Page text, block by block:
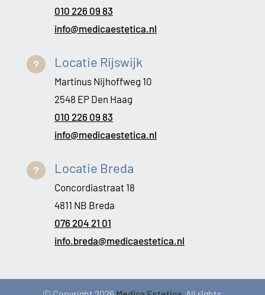
010 226 09 83
info@medicaestetica.nl
u Locatie Rijswijk
Martinus Nijhoffweg 10
2548 EP Den Haag
010 226 09 83
info@medicaestetica.nl
u Locatie Breda
Concordiastraat 18
4811 NB Breda
076 204 21 01
info.breda@medicaestetica.nl